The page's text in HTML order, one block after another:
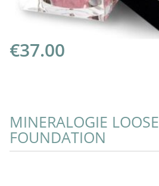
€37.00
MINERALOGIE LOOSE
FOUNDATION